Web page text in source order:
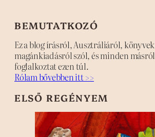
BEMUTATKOZÓ
Ez a blog írásról, Ausztráliáról,
magánkiadásról szól, és minden
foglalkoztat ezen túl.
Rólam bővebben itt >>
ELSŐ REGÉNYEM